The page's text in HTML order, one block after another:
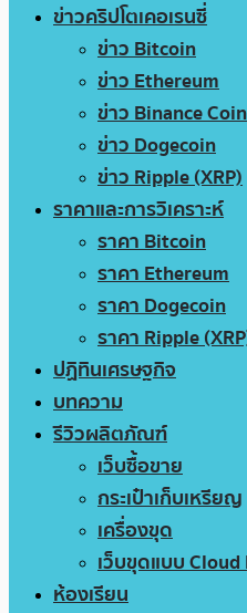
ข่าวคริปโตเคอเรนซี่
ข่าว Bitcoin
ข่าว Ethereum
ข่าว Binance Coin
ข่าว Dogecoin
ข่าว Ripple (XRP)
ราคาและการวิเคราะห์
ราคา Bitcoin
ราคา Ethereum
ราคา Dogecoin
ราคา Ripple
ปฏิทินเศรษฐกิจ
บทความ
รีวิวผลิตภัณฑ์
เว็บซื้อขาย
กระเป๋าเก็บเหรียญ
เครื่องขุด
เว็บขุดแบบ
ห้องเรียน